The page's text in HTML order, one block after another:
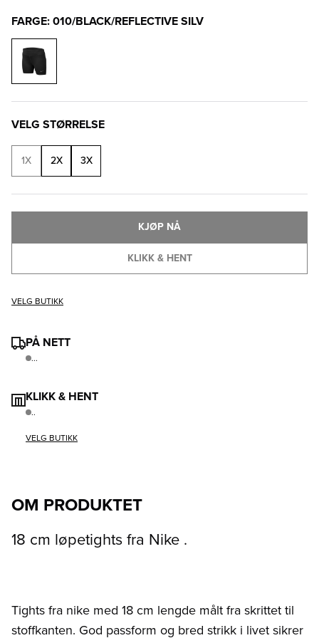
FARGE: 010/BLACK/REFLECTIVE SILV
VELG STØRRELSE
1X 2X 3X
KLIKK & HENT
KJØP NÅ
VELG BUTIKK
PÅ NETT
...
KLIKK & HENT
..
VELG BUTIKK
OM PRODUKTET
18 cm løpetights fra Nike .
Tights fra nike med 18 cm lengde målt fra skrittet til
stoffkanten. God passform og bred strikk i livet sikrer